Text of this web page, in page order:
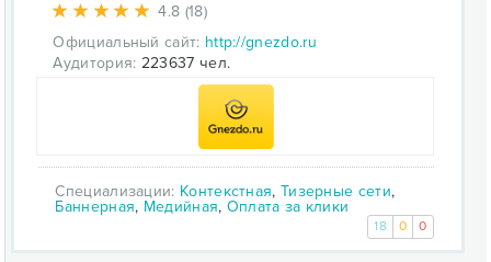
4.8 (18)
Официальный сайт: http://gnezdo.ru
Аудитория: 223637 чел.
Специализации: Контекстная, Тизерные сети,
Баннерная, Медийная, Оплата за клики
18 0 0